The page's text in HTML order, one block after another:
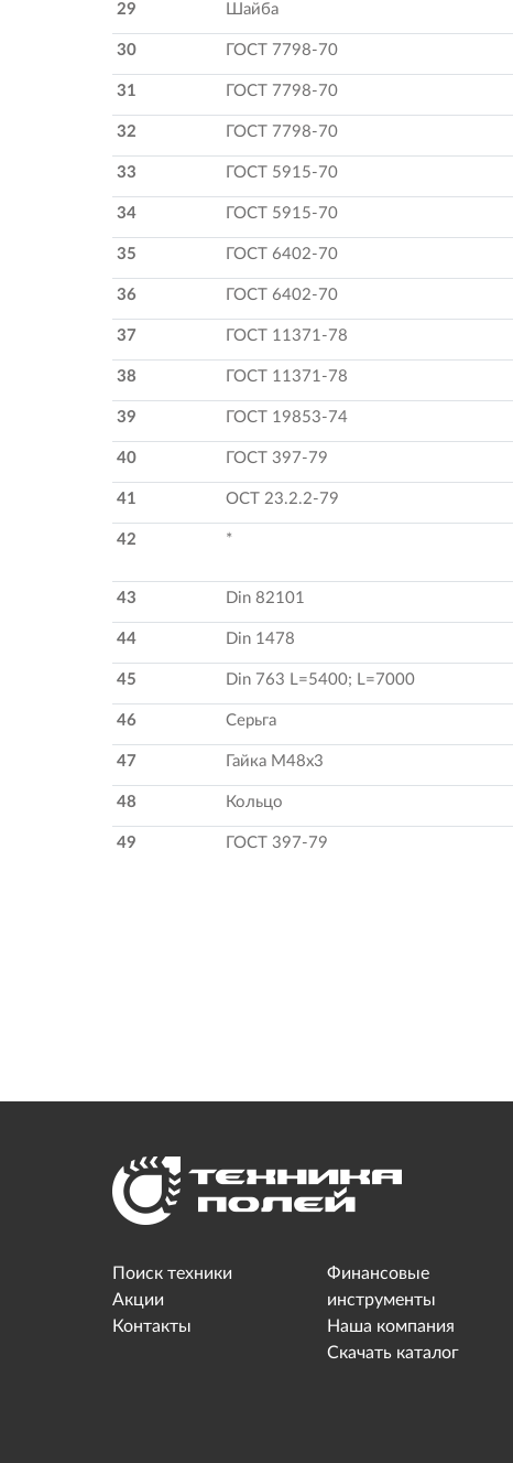
29 Шайба
30 ГОСТ 7798-70
31 ГОСТ 7798-70
32 ГОСТ 7798-70
33 ГОСТ 5915-70
34 ГОСТ 5915-70
35 ГОСТ 6402-70
36 ГОСТ 6402-70
37 ГОСТ 11371-78
38 ГОСТ 11371-78
39 ГОСТ 19853-74
40 ГОСТ 397-79
41 ОСТ 23.2.2-79
42 *
43 Din 82101
44 Din 1478
45 Din 763 L=5400; L=7000
46 Серьга
47 Гайка М48х3
48 Кольцо
49 ГОСТ 397-79
Поиск техники
Акции
Контакты
Финансовые
инструменты
Наша компания
Скачать каталог